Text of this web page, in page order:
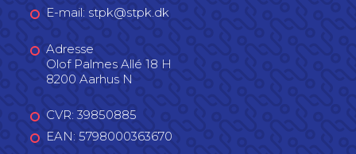
E-mail: stpk@stpk.dk
Adresse
Olof Palmes Allé 18 H
8200 Aarhus N
CVR: 39850885
EAN: 5798000363670